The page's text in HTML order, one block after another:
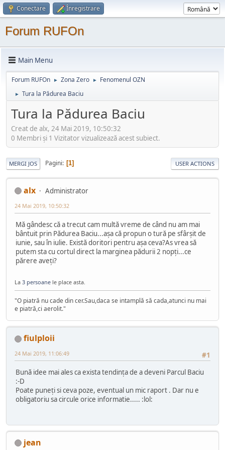
Conectare Înregistrare
Forum RUFOn
Main Menu
Forum RUFOn ► Zona Zero ► Fenomenul OZN
► Tura la Pădurea Baciu
Tura la Pădurea Baciu
Creat de alx, 24 Mai 2019, 10:50:32
0 Membri şi 1 Vizitator vizualizează acest subiect.
MERGI JOS Pagini 1 USER ACTIONS
alx Administrator
24 Mai 2019, 10:50:32
Mă gândesc că a trecut cam multă vreme de când nu am mai
bântuit prin Pădurea Baciu...așa că propun o tură pe sfârșit de
iunie, sau în iulie. Există doritori pentru așa ceva?As vrea să
putem sta cu cortul direct la marginea pădurii 2 nopți...ce
părere aveți?
La 3 persoane le place asta.
"O piatră nu cade din cer.Sau,daca se intamplă să cada,atunci nu mai
e piatră,ci aerolit."
fiulploii
#1
24 Mai 2019, 11:06:49
Bună idee mai ales ca exista tendința de a deveni Parcul Baciu
:-D
Poate puneți si ceva poze, eventual un mic raport . Dar nu e
obligatoriu sa circule orice informatie..... :lol:
jean